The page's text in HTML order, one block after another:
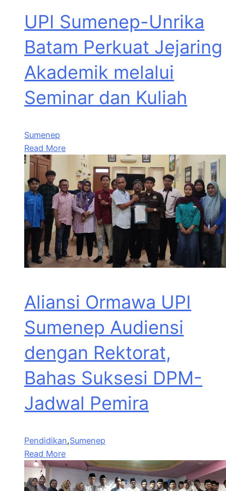
UPI Sumenep-Unrika
Batam Perkuat Jejaring
Akademik melalui
Seminar dan Kuliah
Sumenep
Read More
Aliansi Ormawa UPI
Sumenep Audiensi
dengan Rektorat,
Bahas Suksesi DPM-
Jadwal Pemira
Pendidikan,Sumenep
Read More